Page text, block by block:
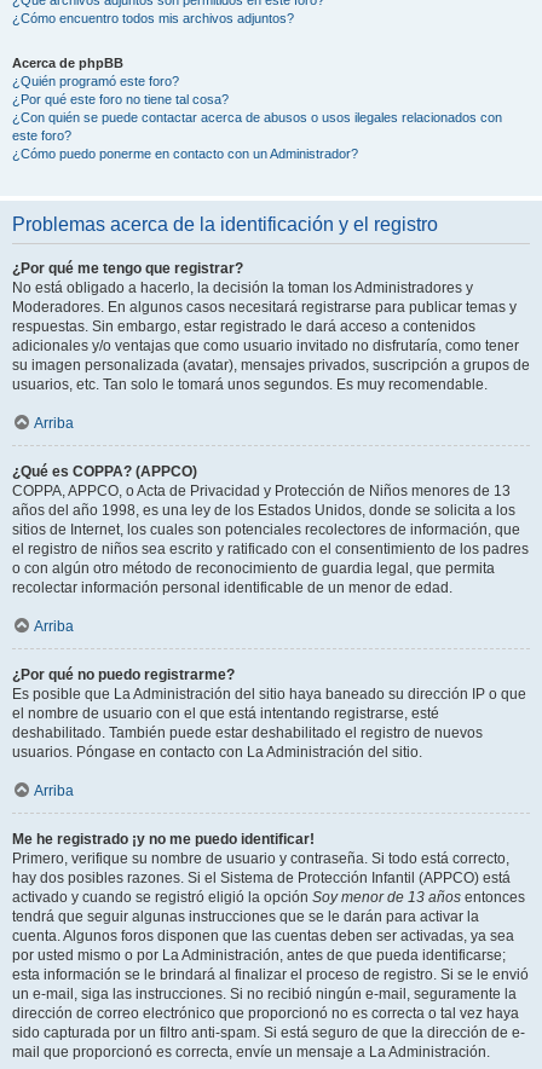
¿Cómo encuentro todos mis archivos adjuntos?
Acerca de phpBB
¿Quién programó este foro?
¿Por qué este foro no tiene tal cosa?
¿Con quién se puede contactar acerca de abusos o usos ilegales relacionados con
este foro?
¿Cómo puedo ponerme en contacto con un Administrador?
Problemas acerca de la identificación y el registro
¿Por qué me tengo que registrar?
No está obligado a hacerlo, la decisión la toman los Administradores y
Moderadores. En algunos casos necesitará registrarse para publicar temas y
respuestas. Sin embargo, estar registrado le dará acceso a contenidos
adicionales y/o ventajas que como usuario invitado no disfrutaría, como tener
su imagen personalizada (avatar), mensajes privados, suscripción a grupos de
usuarios, etc. Tan solo le tomará unos segundos. Es muy recomendable.
Arriba
¿Qué es COPPA? (APPCO)
COPPA, APPCO, o Acta de Privacidad y Protección de Niños menores de 13
años del año 1998, es una ley de los Estados Unidos, donde se solicita a los
sitios de Internet, los cuales son potenciales recolectores de información, que
el registro de niños sea escrito y ratificado con el consentimiento de los padres
o con algún otro método de reconocimiento de guardia legal, que permita
recolectar información personal identificable de un menor de edad.
Arriba
¿Por qué no puedo registrarme?
Es posible que La Administración del sitio haya baneado su dirección IP o que
el nombre de usuario con el que está intentando registrarse, esté
deshabilitado. También puede estar deshabilitado el registro de nuevos
usuarios. Póngase en contacto con La Administración del sitio.
Arriba
Me he registrado ¡y no me puedo identificar!
Primero, verifique su nombre de usuario y contraseña. Si todo está correcto,
hay dos posibles razones. Si el Sistema de Protección Infantil (APPCO) está
activado y cuando se registró eligió la opción Soy menor de 13 años entonces
tendrá que seguir algunas instrucciones que se le darán para activar la
cuenta. Algunos foros disponen que las cuentas deben ser activadas, ya sea
por usted mismo o por La Administración, antes de que pueda identificarse;
esta información se le brindará al finalizar el proceso de registro. Si se le envió
un e-mail, siga las instrucciones. Si no recibió ningún e-mail, seguramente la
dirección de correo electrónico que proporcionó no es correcta o tal vez haya
sido capturada por un filtro anti-spam. Si está seguro de que la dirección de e-
mail que proporcionó es correcta, envíe un mensaje a La Administración.